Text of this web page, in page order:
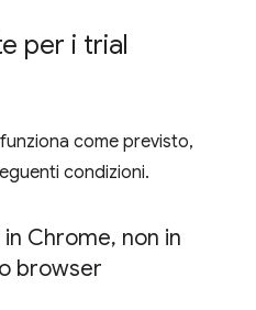
per i trial
come previsto,
condizioni.
Chrome, non in
browser